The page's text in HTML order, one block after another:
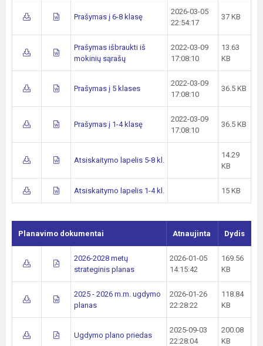
Prašymas į 6-8 klasę
2026-03-05
22:54:17
37 KB
Prašymas išbraukti iš
mokinių sąrašų
2022-03-09
17:08:10
13.63
KB
Prašymas į 5 klases
2022-03-09
17:08:10
36.5 KB
Prašymas į 1-4 klasę
2022-03-09
17:08:10
36.5 KB
Atsiskaitymo lapelis 5-8 kl.
14.29
KB
Atsiskaitymo lapelis 1-4 kl. 15 KB
Planavimo dokumentai Atnaujinta Dydis
2026-2028 metų
strateginis planas
2026-01-05
14:15:42
169.56
KB
2025 - 2026 m.m. ugdymo
planas
2026-01-26
22:28:22
118.84
KB
Ugdymo plano priedas
2025-09-03
22:28:04
200.08
KB